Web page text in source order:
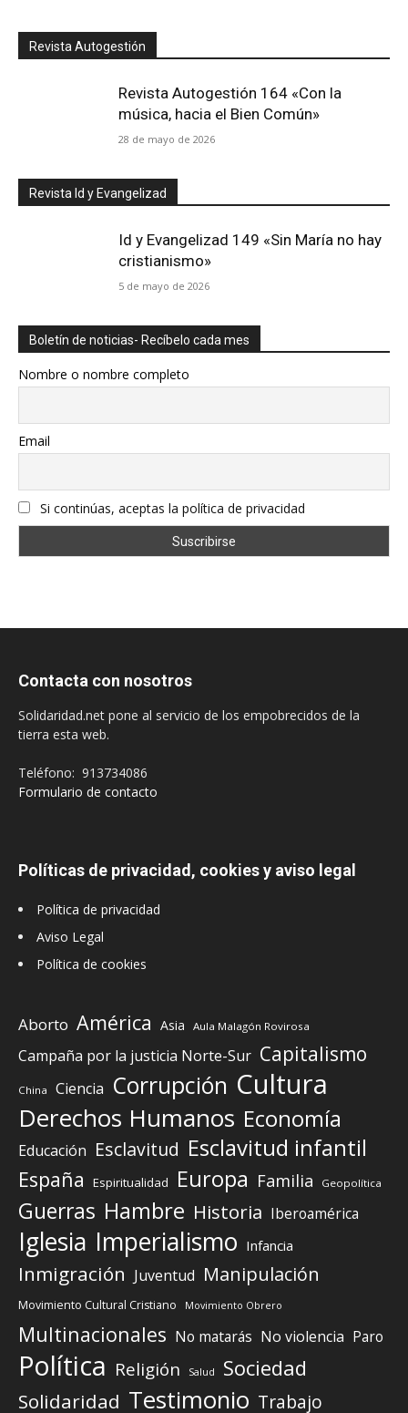
Revista Autogestión
Revista Autogestión 164 «Con la
música, hacia el Bien Común»
28 de mayo de 2026
Revista Id y Evangelizad
Id y Evangelizad 149 «Sin María no hay
cristianismo»
5 de mayo de 2026
Boletín de noticias- Recíbelo cada mes
Nombre o nombre completo
Email
Si continúas, aceptas la política de privacidad
Contacta con nosotros
Solidaridad.net pone al servicio de los empobrecidos de la
tierra esta web.
Teléfono: 913734086
Formulario de contacto
Políticas de privacidad, cookies y aviso legal
Política de privacidad
Aviso Legal
Política de cookies
Aborto América Asia Aula Malagón Rovirosa
Campaña por la justicia Norte-Sur Capitalismo
China Ciencia Corrupción Cultura
Derechos Humanos Economía
Educación Esclavitud Esclavitud infantil
España Espiritualidad Europa Familia Geopolítica
Guerras Hambre Historia Iberoamérica
Iglesia Imperialismo Infancia
Inmigración Juventud Manipulación
Movimiento Cultural Cristiano Movimiento Obrero
Multinacionales No matarás No violencia Paro
Política Religión Salud Sociedad
Solidaridad Testimonio Trabajo